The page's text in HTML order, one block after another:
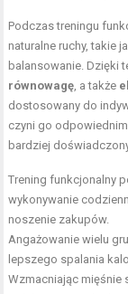
Podczas treningu
naturalne ruchy, takie
balansowanie. Dzięki
równowagę, a także
dostosowany do
czyni go
bardziej
Trening funkcjonalny
wykonywanie
noszenie zakupów.
Angażowanie wielu
lepszego spalania
Wzmacniając mięśnie